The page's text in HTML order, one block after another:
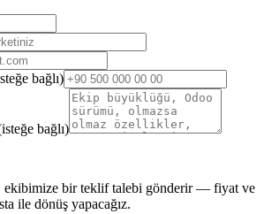
bağlı)
bağlı)
ekibimize bir teklif talebi gönderir — fiyat ve
ile dönüş yapacağız.